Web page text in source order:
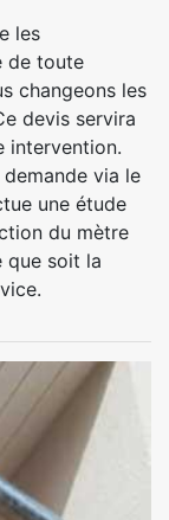
les
de toute
changeons les
devis servira
intervention.
via le
une étude
du mètre
que soit la